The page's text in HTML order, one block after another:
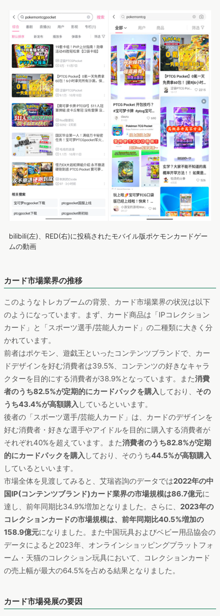
bilibili(左)、RED(右)に投稿されたモバイル版ポケモンカードゲー
ムの動画
カード市場業界の推移
このようなトレカブームの背景、カード市場業界の状況は以下
のようになっています。まず、カード商品は「IPコレクション
カード」と「スポーツ選手/芸能人カード」の二種類に大きく分
かれています。
前者はポケモン、遊戯王といったコンテンツブランドで、カー
ドデザインを好む消費者は39.5%、コンテンツの好きなキャラ
クターを目的にする消費者が38.9%となっています。また消費
者のうち82.5%が定期的にカードパックを購入 しており、 その
うち43.4%が高額購入 しているといいます。
後者の「スポーツ選手/芸能人カード」は、カードのデザインを
好む消費者・好きな選手やアイドルを目的に購入する消費者が
それぞれ40%を超えています。また消費者のうち82.8%が定期
的にカードパックを購入 しており、そのうち44.5%が高額購入
しているといいます。
市場全体を見渡してみると、艾瑞咨詢のデータでは2022年の中
国IP(コンテンツブランド)カード業界の市場規模は86.7億元に
達し、前年同期比34.9%増加となりました。さらに、 2023年の
コレクションカードの市場規模は、前年同期比40.5%増加の
158.9億元になりました。また中国玩具およびベビー用品協会の
データによると2023年、オンラインショッピングプラットフォ
ーム・天猫のコレクション玩具において、コレクションカード
の売上幅が最大の64.5%を占める結果となりました。
カード市場発展の要因